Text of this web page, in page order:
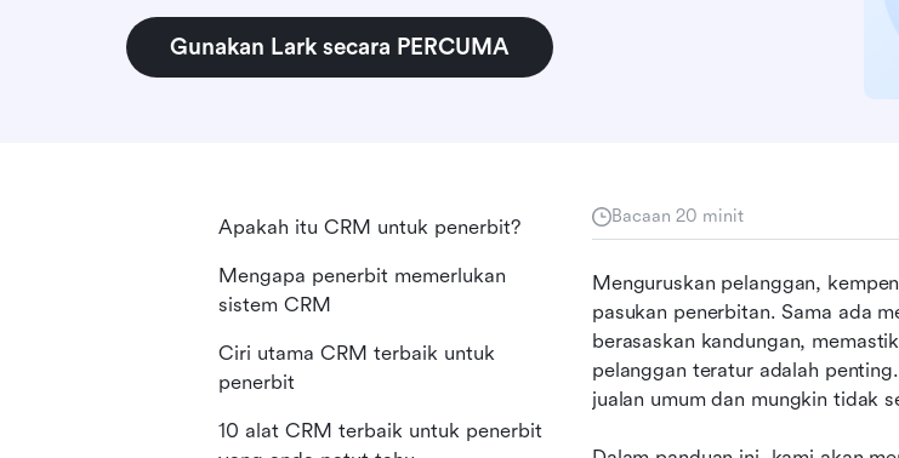
Gunakan Lark secara PERCUMA
Bacaan 20 minit
Menguruskan pelanggan,
pasukan penerbitan. Sama ada
berasaskan kandungan,
pelanggan teratur adalah
jualan umum dan mungkin tidak
Apakah itu CRM untuk penerbit?
Mengapa penerbit memerlukan
sistem CRM
Ciri utama CRM terbaik untuk
penerbit
10 alat CRM terbaik untuk penerbit